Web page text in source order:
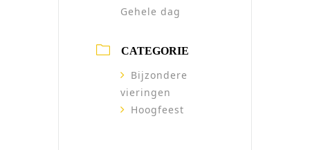
Gehele dag
CATEGORIE
Bijzondere
vieringen
Hoogfeest